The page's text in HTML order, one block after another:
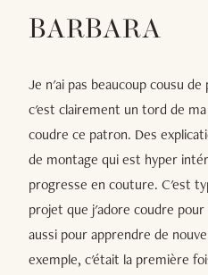
BARBARA
Je n'ai pas beaucoup cousu
c'est clairement un tord de
coudre ce patron. Des
de montage qui est hyper
progresse en couture. C'est
projet que j'adore coudre
aussi pour apprendre de
exemple, c'était la première